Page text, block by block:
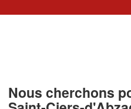
Nous cherchons